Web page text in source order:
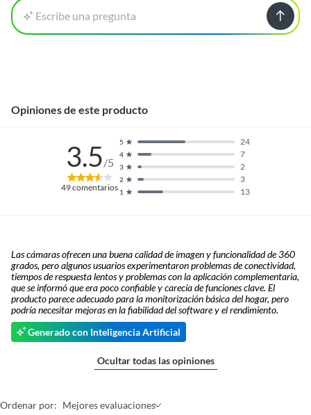
Escribe una pregunta
Opiniones de este producto
3.5/5
49comentarios 1 13
2 3
3 2
4 7
5 24
Las cámaras ofrecen una buena calidad de imagen y funcionalidad de 360
grados, pero algunos usuarios experimentaron problemas de conectividad,
tiempos de respuesta lentos y problemas con la aplicación complementaria,
que se informó que era poco confiable y carecía de funciones clave. El
producto parece adecuado para la monitorización básica del hogar, pero
podría necesitar mejoras en la fiabilidad del software y el rendimiento.
Generado con Inteligencia Artificial
Ocultar todas las opiniones
Ordenar por: Mejores evaluaciones